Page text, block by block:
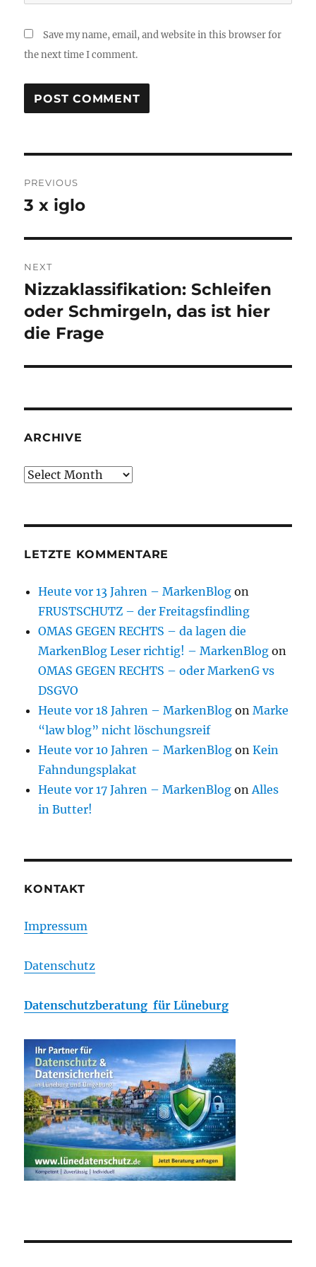
Save my name, email, and website in this browser for
the next time I comment.
navigation
PREVIOUS
Previous
3 x iglo
NEXT
Next
post:
Nizzaklassifikation: Schleifen
oder Schmirgeln, das ist hier
die Frage
ARCHIVE
Archive
LETZTE KOMMENTARE
Heute vor 13 Jahren – MarkenBlog on
FRUSTSCHUTZ – der Freitagsfindling
OMAS GEGEN RECHTS – da lagen die
MarkenBlog Leser richtig! – MarkenBlog on
OMAS GEGEN RECHTS – oder MarkenG vs
DSGVO
Heute vor 18 Jahren – MarkenBlog onMarke
“law blog” nicht löschungsreif
Heute vor 10 Jahren – MarkenBlog onKein
Fahndungsplakat
Heute vor 17 Jahren – MarkenBlog onAlles
in Butter!
KONTAKT
Impressum
Datenschutz
Datenschutzberatung für Lüneburg